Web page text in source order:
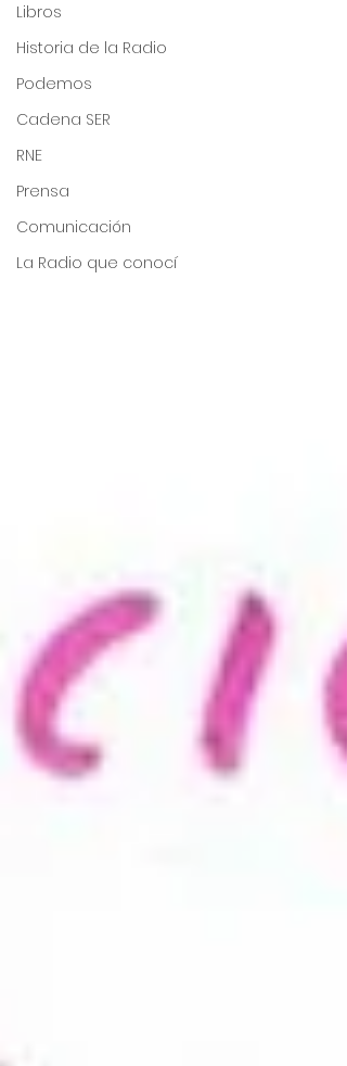
Libros
Historia de la Radio
Podemos
Cadena SER
RNE
Prensa
Comunicación
La Radio que conocí